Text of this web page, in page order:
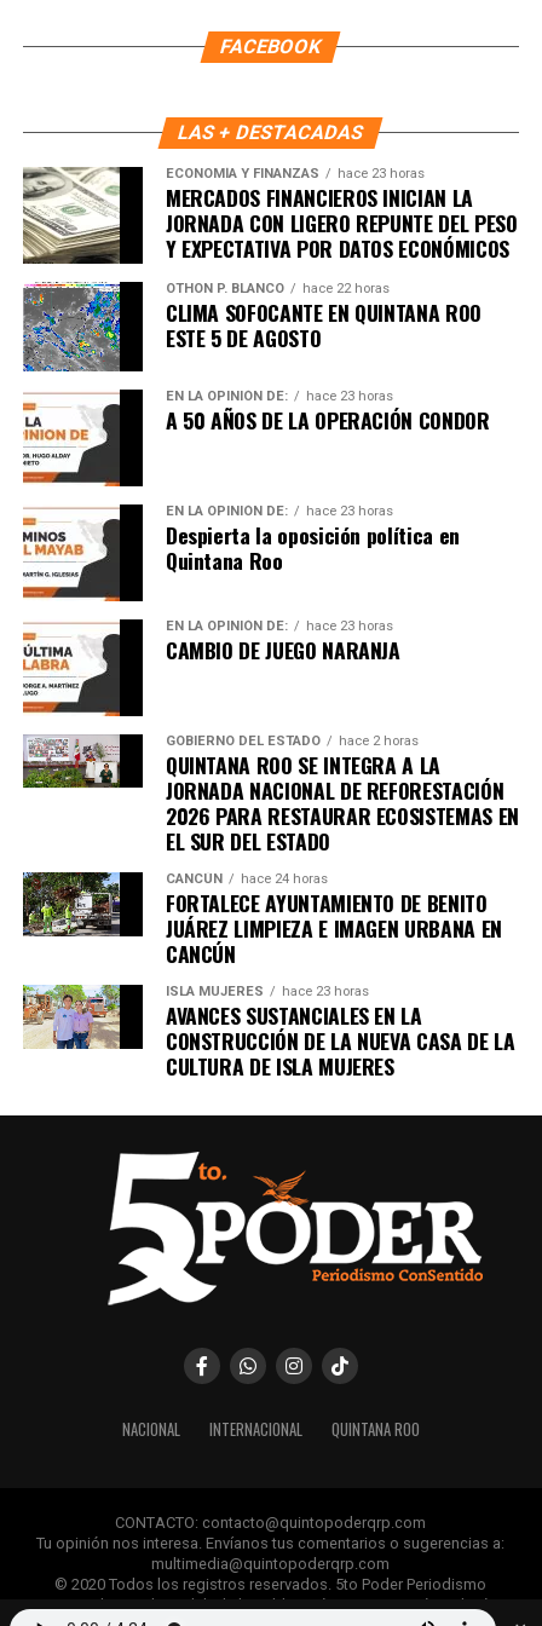
Fuente: 5to Poder Agencia de Noticias
Recibe las noticias al instante
Únete al canal oficial de WhatsApp de
Quinto Poder
importantes de Quintana Roo directamente
en tu teléfono.
Unirme al canal de WhatsApp
FACEBOOK
LAS + DESTACADAS
ECONOMÍA Y FINANZAS hace 23 horas
MERCADOS FINANCIEROS INICIAN LA
JORNADA CON LIGERO REPUNTE DEL PESO
Y EXPECTATIVA POR DATOS ECONÓMICOS
OTHON P. BLANCO hace 22 horas
CLIMA SOFOCANTE EN QUINTANA ROO
ESTE 5 DE AGOSTO
EN LA OPINIÓN DE: hace 23 horas
A 50 AÑOS DE LA OPERACIÓN CONDOR
EN LA OPINIÓN DE: hace 23 horas
Despierta la oposición política en
Quintana Roo
EN LA OPINIÓN DE: hace 23 horas
CAMBIO DE JUEGO NARANJA
GOBIERNO DEL ESTADO hace 2 horas
QUINTANA ROO SE INTEGRA A LA
JORNADA NACIONAL DE REFORESTACIÓN
2026 PARA RESTAURAR ECOSISTEMAS EN
EL SUR DEL ESTADO
CANCÚN hace 24 horas
FORTALECE AYUNTAMIENTO DE BENITO
JUÁREZ LIMPIEZA E IMAGEN URBANA EN
CANCÚN
ISLA MUJERES hace 23 horas
AVANCES SUSTANCIALES EN LA
CONSTRUCCIÓN DE LA NUEVA CASA DE LA
CULTURA DE ISLA MUJERES
NACIONAL INTERNACIONAL QUINTANA ROO
CONTACTO: contacto@quintopoderqrp.com
Tu opinión nos interesa. Envíanos tus comentarios o sugerencias a:
multimedia@quintopoderqrp.com
© 2020 Todos los registros reservados. 5to Poder Periodismo
ConSentido Queda prohibida la publicación, retransmisión, edición y